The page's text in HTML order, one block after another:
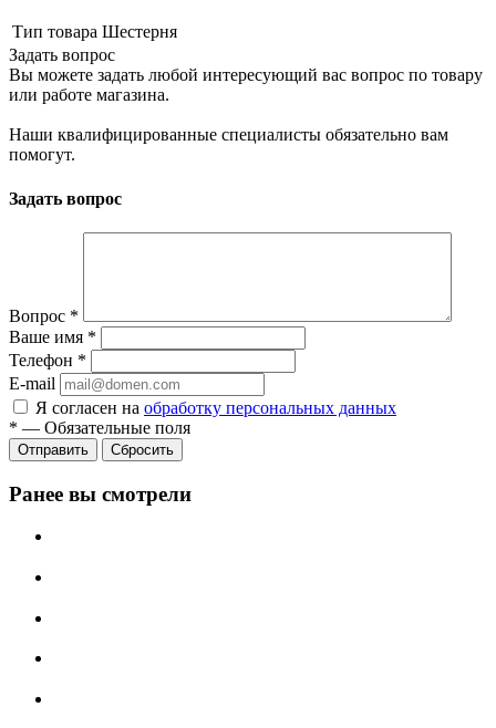
Тип товара Шестерня
Задать вопрос
Вы можете задать любой интересующий вас вопрос по товару
или работе магазина.
Наши квалифицированные специалисты обязательно вам
помогут.
Задать вопрос
Вопрос *
Ваше имя *
Телефон *
E-mail
Я согласен на обработку персональных данных
* — Обязательные поля
Сбросить
Ранее вы смотрели